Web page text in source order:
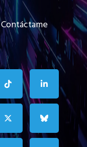
Contáctame